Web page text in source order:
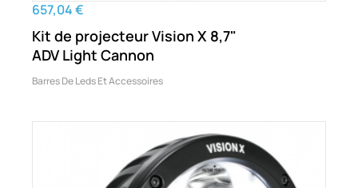
657,04 €
Kit de projecteur Vision X 8,7"
ADV Light Cannon
Barres De Leds Et Accessoires